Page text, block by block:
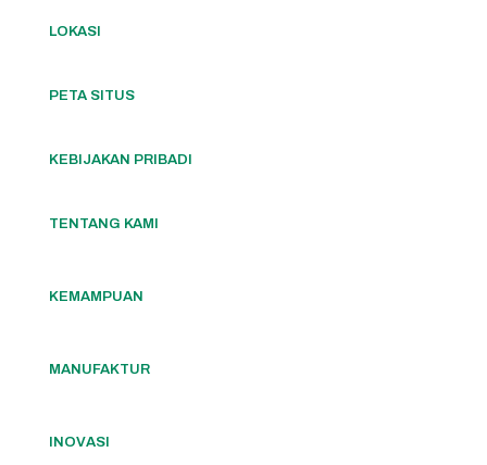
LOKASI
PETA SITUS
KEBIJAKAN PRIBADI
TENTANG KAMI
KEMAMPUAN
MANUFAKTUR
INOVASI